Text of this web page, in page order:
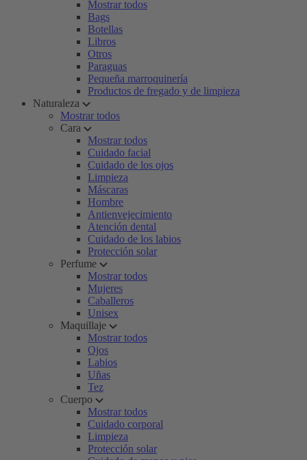
Mostrar todos
Bags
Botellas
Libros
Otros
Paraguas
Pequeña marroquinería
Productos de fregado y de limpieza
Naturaleza
Mostrar todos
Cara
Mostrar todos
Cuidado facial
Cuidado de los ojos
Limpieza
Máscaras
Hombre
Antienvejecimiento
Atención dental
Cuidado de los labios
Protección solar
Perfume
Mostrar todos
Mujeres
Caballeros
Unisex
Maquillaje
Mostrar todos
Ojos
Labios
Uñas
Tez
Cuerpo
Mostrar todos
Cuidado corporal
Limpieza
Protección solar